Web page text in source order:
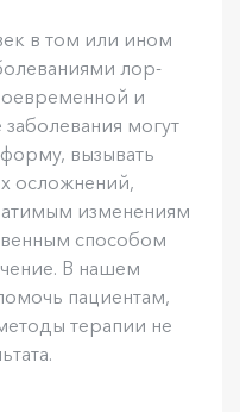
в том или ином
лор-
и
могут
вызывать
осложнений,
изменениям
способом
В нашем
пациентам,
терапии не